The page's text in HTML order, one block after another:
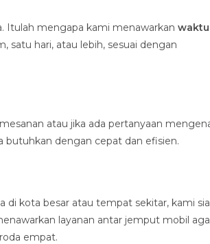
Itulah mengapa kami menawarkan waktu
satu hari, atau lebih, sesuai dengan
atau jika ada pertanyaan
butuhkan dengan cepat dan efisien.
di kota besar atau tempat sekitar, kami
layanan antar jemput mobil
empat.